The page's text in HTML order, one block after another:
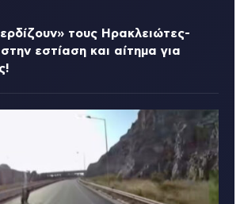
τους Ηρακλειώτες-
εστίαση και αίτημα για